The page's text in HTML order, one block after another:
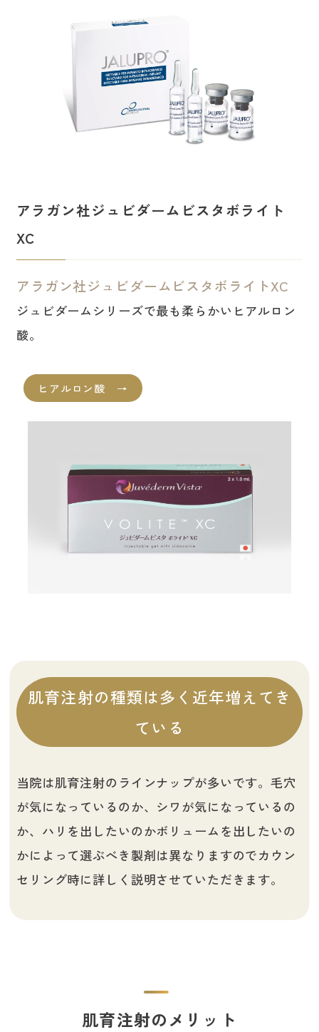
アラガン社ジュビダームビスタボライト
XC
アラガン社ジュビダームビスタボライトXC
ジュビダームシリーズで最も柔らかいヒアルロン
酸。
ヒアルロン酸 →
肌育注射の種類は多く近年増えてき
ている
当院は肌育注射のラインナップが多いです。毛穴
が気になっているのか、シワが気になっているの
か、ハリを出したいのかボリュームを出したいの
かによって選ぶべき製剤は異なりますのでカウン
セリング時に詳しく説明させていただきます。
肌育注射のメリット